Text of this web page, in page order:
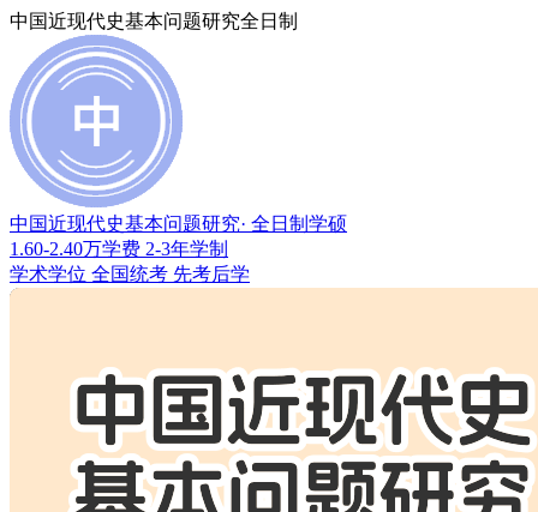
中国近现代史基本问题研究全日制
中国近现代史基本问题研究· 全日制学硕
1.60-2.40万学费 2-3年学制
学术学位 全国统考 先考后学